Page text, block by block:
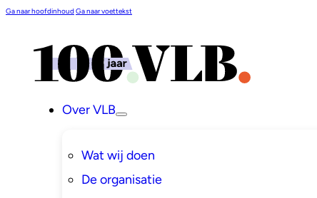
Ga naar hoofdinhoudGa naar voettekst
Over VLB
Wat wij doen
De organisatie